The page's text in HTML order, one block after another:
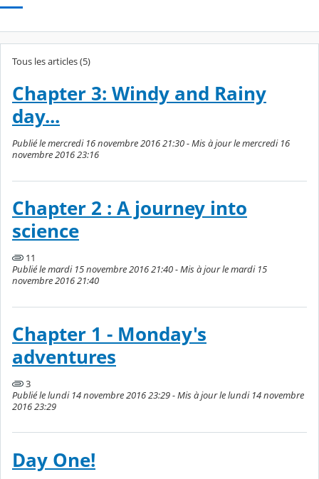
Tous les articles (5)
Chapter 3: Windy and Rainy
day...
Publié le mercredi 16 novembre 2016 21:30 - Mis à jour le mercredi 16
novembre 2016 23:16
Chapter 2 : A journey into
science
11
Publié le mardi 15 novembre 2016 21:40 - Mis à jour le mardi 15
novembre 2016 21:40
Chapter 1 - Monday's
adventures
3
Publié le lundi 14 novembre 2016 23:29 - Mis à jour le lundi 14 novembre
2016 23:29
Day One!